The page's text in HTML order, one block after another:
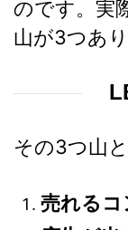
のです。実
山が3つあり
その3つ山
売れる